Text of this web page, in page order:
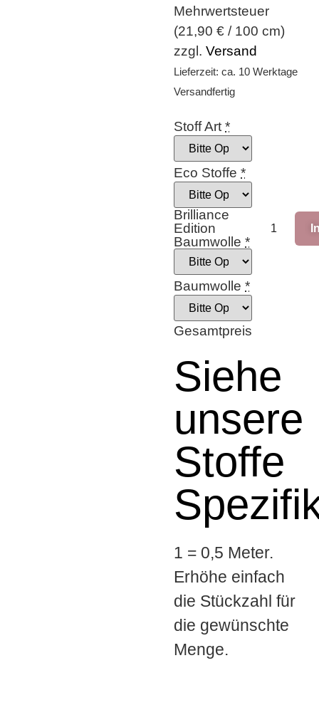
Mehrwertsteuer
(21,90 € / 100 cm)
zzgl. Versand
Lieferzeit: ca. 10 Werktage
Versandfertig
Stoff Art *
Eco Stoffe *
Brilliance
Edition
Baumwolle *
Baumwolle *
Gesamtpreis
Siehe
unsere
Stoffe
1 = 0,5 Meter.
Erhöhe einfach
die Stückzahl für
die gewünschte
Menge.